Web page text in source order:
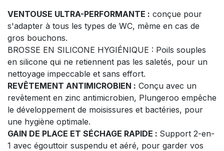
VENTOUSE ULTRA-PERFORMANTE : conçue pour
s'adapter à tous les types de WC, même en cas de
gros bouchons.
BROSSE EN SILICONE HYGIÉNIQUE : Poils souples
en silicone qui ne retiennent pas les saletés, pour un
nettoyage impeccable et sans effort.
REVÊTEMENT ANTIMICROBIEN : Conçu avec un
revêtement en zinc antimicrobien, Plungeroo empêche
le développement de moisissures et bactéries, pour
une hygiène optimale.
GAIN DE PLACE ET SÉCHAGE RAPIDE : Support 2-en-
1 avec égouttoir suspendu et aéré, pour garder vos